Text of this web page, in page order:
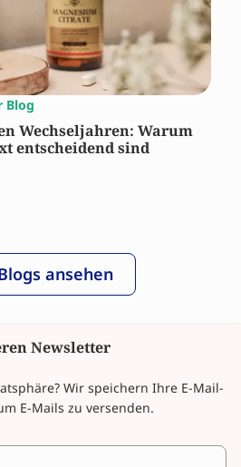
Blog
Wechseljahren: Warum
entscheidend sind
ansehen
Newsletter
Wir speichern Ihre E-Mail-
E-Mails zu versenden.